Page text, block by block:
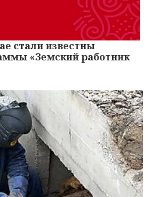
стали известны
«Земский работник